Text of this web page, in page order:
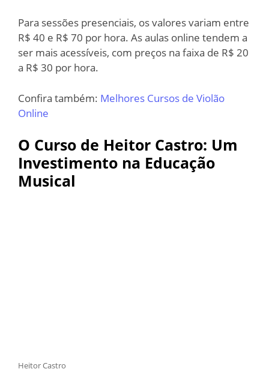
Para sessões presenciais, os valores variam entre
R$ 40 e R$ 70 por hora. As aulas online tendem a
ser mais acessíveis, com preços na faixa de R$ 20
a R$ 30 por hora.
Confira também: Melhores Cursos de Violão
Online
O Curso de Heitor Castro: Um
Investimento na Educação
Musical
Heitor Castro